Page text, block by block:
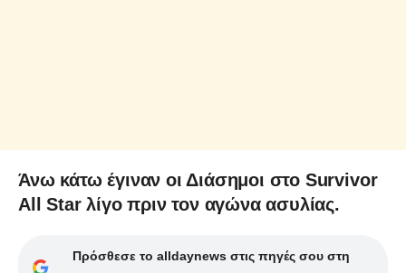
Άνω κάτω έγιναν οι Διάσημοι στο Survivor
All Star λίγο πριν τον αγώνα ασυλίας.
Πρόσθεσε το alldaynews στις πηγές σου στη